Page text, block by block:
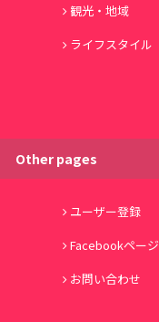
観光・地域
ライフスタイル
Other pages
ユーザー登録
Facebookページ
お問い合わせ